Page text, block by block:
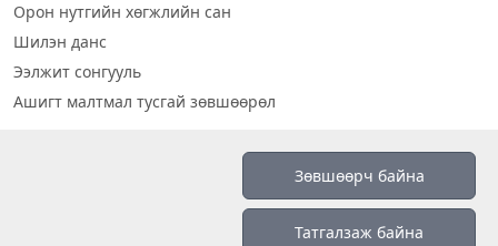
Орон нутгийн хөгжлийн сан
Шилэн данс
Ээлжит сонгууль
Ашигт малтмал тусгай зөвшөөрөл
Зөвшөөрч байна
Татгалзаж байна